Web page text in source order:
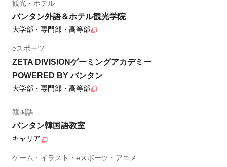
観光・ホテル
バンタン外語＆ホテル観光学院
大学部・専門部・高等部
eスポーツ
ZETA DIVISIONゲーミングアカデミー
POWERED BY バンタン
大学部・専門部・高等部
韓国語
バンタン韓国語教室
キャリア
ゲーム・イラスト・eスポーツ・アニメ